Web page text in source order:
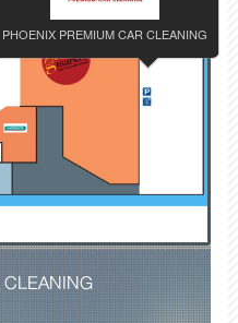
PHOENIX PREMIUM CAR CLEANING